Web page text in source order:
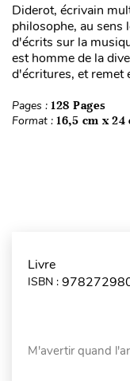
Diderot, écrivain
philosophe, au sens
d'écrits sur la
est homme de la
d'écritures, et remet
Pages : 128 Pages
Format : 16,5 cm x 24
Livre
ISBN :
M'avertir quand